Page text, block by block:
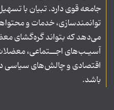
جامعه قوی دارد. تبیان با
توانمندسازی، خدمات و
می‌دهد که بتواند گره‌گشای
آسیـب‌های اجــتماعی،
اقتصادی و چالش‌های سیاسی
باشد.